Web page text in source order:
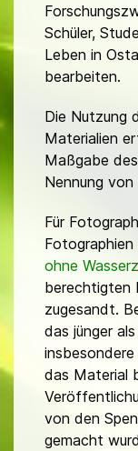
Schüler,
Leben in
bearbeiten.
Die Nutzung
Materialien
Maßgabe
Nennung von
Für
ohne
berechtigten
zugesandt.
das jünger
das Material
von den
gemacht